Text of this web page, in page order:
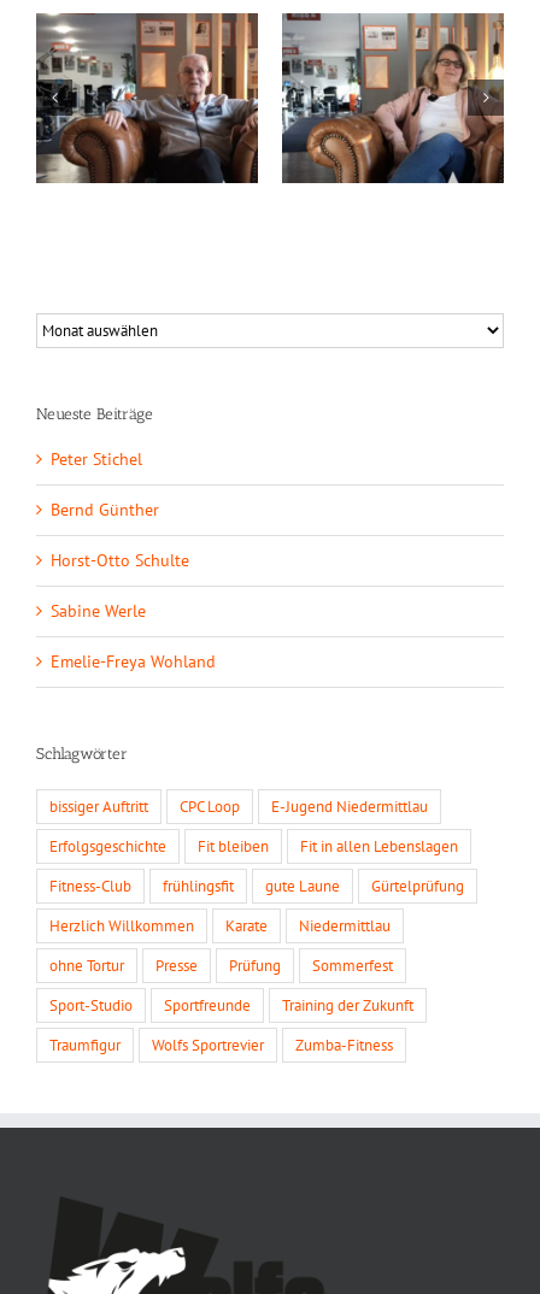
Sabine Werle Andreas Lohn
Neueste Beiträge
Peter Stichel
Bernd Günther
Horst-Otto Schulte
Sabine Werle
Emelie-Freya Wohland
Schlagwörter
bissiger Auftritt CPC Loop E-Jugend Niedermittlau
Erfolgsgeschichte Fit bleiben Fit in allen Lebenslagen
Fitness-Club frühlingsfit gute Laune Gürtelprüfung
Herzlich Willkommen Karate Niedermittlau
ohne Tortur Presse Prüfung Sommerfest
Sport-Studio Sportfreunde Training der Zukunft
Traumfigur Wolfs Sportrevier Zumba-Fitness